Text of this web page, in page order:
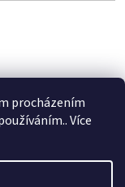
procházením
Více